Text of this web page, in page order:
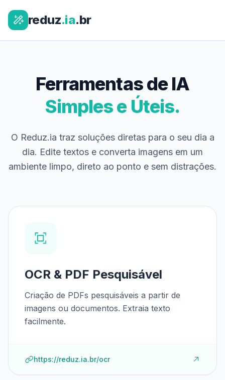
reduz.ia.br
Ferramentas de IA
Simples e Úteis.
O Reduz.ia traz soluções diretas para o seu dia a
dia. Edite textos e converta imagens em um
ambiente limpo, direto ao ponto e sem distrações.
OCR & PDF Pesquisável
Criação de PDFs pesquisáveis a partir de
imagens ou documentos. Extraia texto
facilmente.
https://reduz.ia.br/ocr